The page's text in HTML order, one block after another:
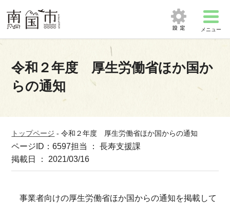
メニュー
令和２年度 厚生労働省ほか国か
らの通知
トップページ -令和２年度 厚生労働省ほか国からの通知
ページID：6597担当 ： 長寿支援課
掲載日 ： 2021/03/16
事業者向けの厚生労働省ほか国からの通知を掲載して